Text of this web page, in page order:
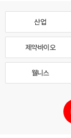
산업
제약·바이오
웰니스